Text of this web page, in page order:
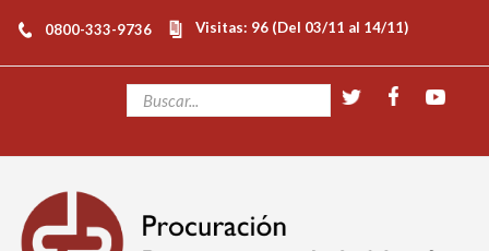
0800-333-9736 Visitas: 96 (Del 03/11 al 14/11)